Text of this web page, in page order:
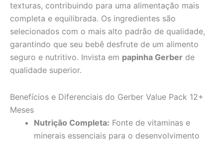
texturas, contribuindo para uma alimentação mais
completa e equilibrada. Os ingredientes são
selecionados com o mais alto padrão de qualidade,
garantindo que seu bebê desfrute de um alimento
seguro e nutritivo. Invista em papinha Gerber de
qualidade superior.
Benefícios e Diferenciais do Gerber Value Pack 12+
Meses
Nutrição Completa: Fonte de vitaminas e
minerais essenciais para o desenvolvimento